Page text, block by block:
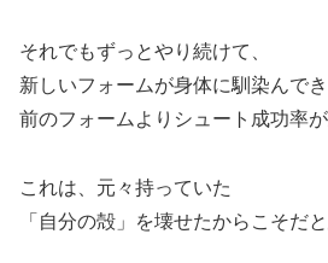
それでもずっとやり続けて、
新しいフォームが身体に馴染んでき
前のフォームよりシュート成功率が
これは、元々持っていた
「自分の殻」を壊せたからこそだと